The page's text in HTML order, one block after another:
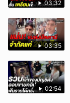
03:32
03:35
02:54